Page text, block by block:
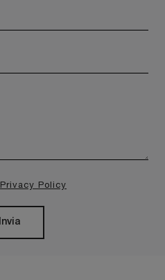
Privacy Policy
Invia